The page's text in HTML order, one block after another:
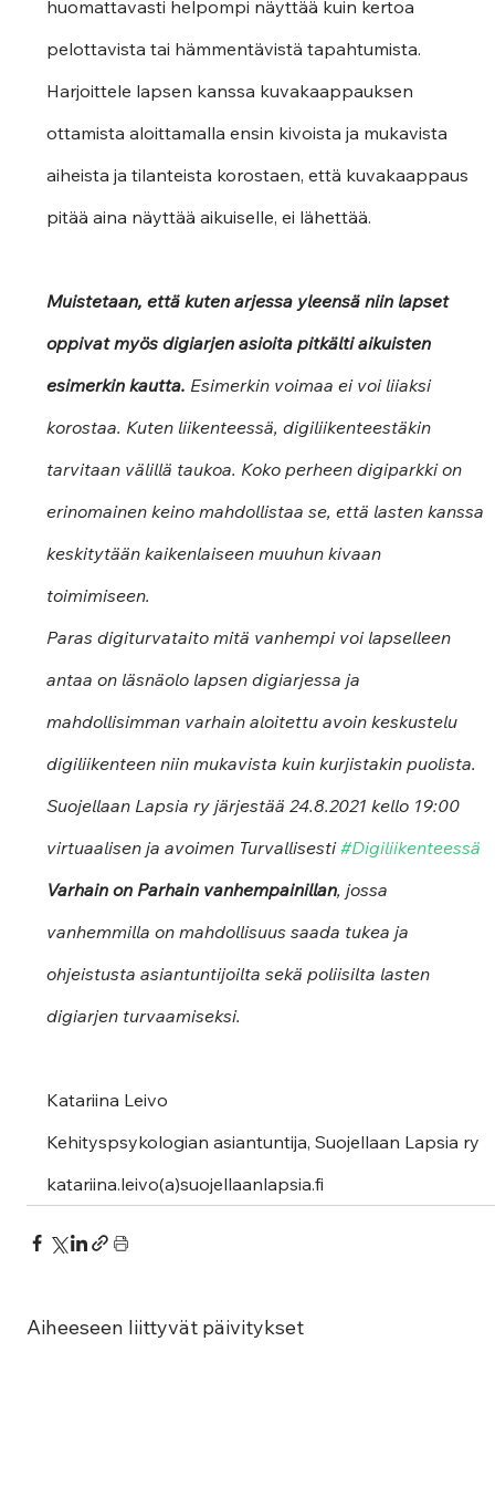
huomattavasti helpompi näyttää kuin kertoa
pelottavista tai hämmentävistä tapahtumista.
Harjoittele lapsen kanssa kuvakaappauksen
ottamista aloittamalla ensin kivoista ja mukavista
aiheista ja tilanteista korostaen, että kuvakaappaus
pitää aina näyttää aikuiselle, ei lähettää.
Muistetaan, että kuten arjessa yleensä niin lapset
oppivat myös digiarjen asioita pitkälti aikuisten
esimerkin kautta. Esimerkin voimaa ei voi liiaksi
korostaa. Kuten liikenteessä, digiliikenteestäkin
tarvitaan välillä taukoa. Koko perheen digiparkki on
erinomainen keino mahdollistaa se, että lasten kanssa
keskitytään kaikenlaiseen muuhun kivaan
toimimiseen.
Paras digiturvataito mitä vanhempi voi lapselleen
antaa on läsnäolo lapsen digiarjessa ja
mahdollisimman varhain aloitettu avoin keskustelu
digiliikenteen niin mukavista kuin kurjistakin puolista.
Suojellaan Lapsia ry järjestää 24.8.2021 kello 19:00
virtuaalisen ja avoimen Turvallisesti #Digiliikenteessä
Varhain on Parhain vanhempainillan, jossa
vanhemmilla on mahdollisuus saada tukea ja
ohjeistusta asiantuntijoilta sekä poliisilta lasten
digiarjen turvaamiseksi.
Katariina Leivo
Kehityspsykologian asiantuntija, Suojellaan Lapsia ry
katariina.leivo(a)suojellaanlapsia.fi
Aiheeseen liittyvät päivitykset